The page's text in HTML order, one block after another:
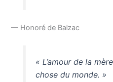
— Honoré de Balzac
« L’amour de la
chose du monde. »